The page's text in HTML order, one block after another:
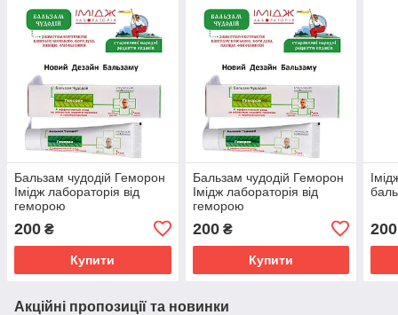
Бальзам чудодій Геморон
Імідж лабораторія від
геморою
200 ₴
Купити
Бальзам чудодій Геморон
Імідж лабораторія від
геморою
200₴
Купити
200
Акційні пропозиції та новинки